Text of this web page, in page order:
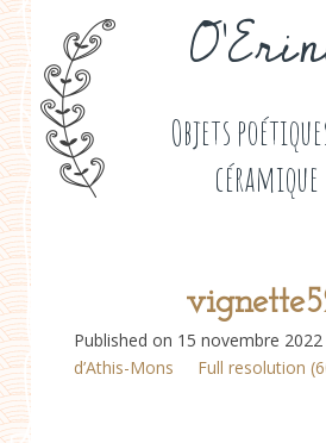
Objets
céramique
Published on 15 novembre 2022
d’Athis-Mons
Full resolution